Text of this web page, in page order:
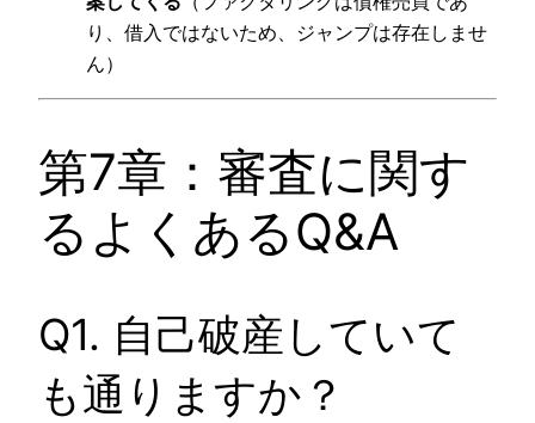
り、借入ではないため、ジャンプは存在しませ
ん）
第7章：審査に関す
るよくあるQ&A
Q1. 自己破産していて
も通りますか？